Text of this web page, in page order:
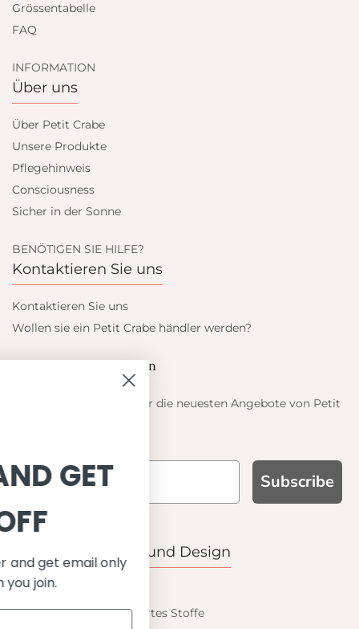
Grössentabelle
FAQ
INFORMATION
Über uns
Über Petit Crabe
Unsere Produkte
Pflegehinweis
Consciousness
Sicher in der Sonne
BENÖTIGEN SIE HILFE?
Kontaktieren Sie uns
Kontaktieren Sie uns
Wollen sie ein Petit Crabe händler werden?
Blieb auf dem laufenden
Informieren Sie sich über die neuesten Angebote von Petit
Subscribe
WARUM UNS WÄHLEN
Funktion, Qualität und Design
UPF 50+
OEKO-TEX® zertifiziertes Stoffe
SIGN UP AND GET
Save on your first order and get email only